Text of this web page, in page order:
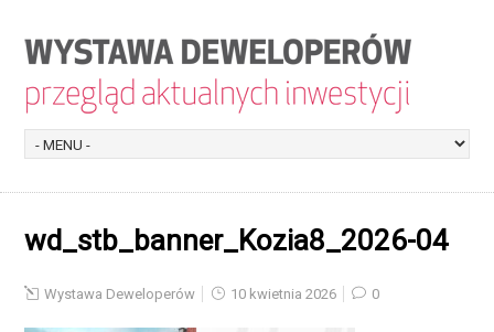
wd_stb_banner_Kozia8_2026-04
Wystawa Deweloperów 10 kwietnia 2026 0